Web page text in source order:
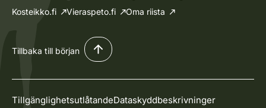
Kosteikko.fi
Vieraspeto.fi Oma riista
Tillbaka till början
TillgänglighetsutlåtandeDataskyddbeskrivninger